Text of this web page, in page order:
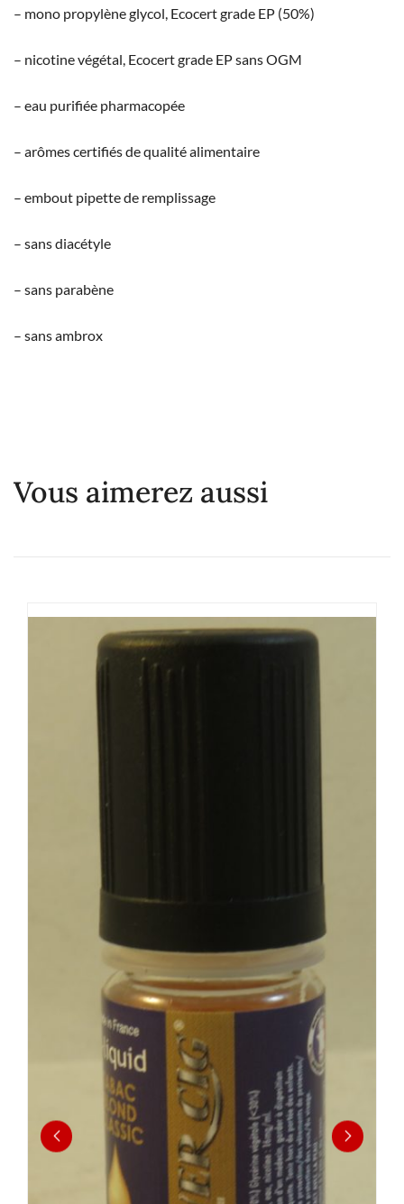
– mono propylène glycol, Ecocert grade EP (50%)
– nicotine végétal, Ecocert grade EP sans OGM
– eau purifiée pharmacopée
– arômes certifiés de qualité alimentaire
– embout pipette de remplissage
– sans diacétyle
– sans parabène
– sans ambrox
Vous aimerez aussi